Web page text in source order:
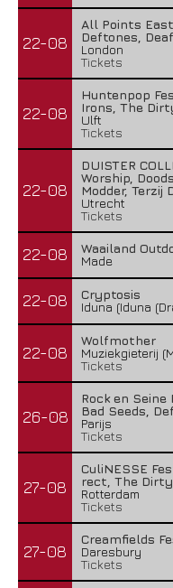
22-08
All Points
Deftones,
London
Tickets
22-08
Huntenpop
Irons, The
Ulft
Tickets
22-08
DUISTER
Worship,
Modder, Terzij
Utrecht
Tickets
22-08
Waailand
Made
22-08
Cryptosis
Iduna (Iduna
22-08
Wolfmother
Muziekgieterij
Tickets
26-08
Rock en
Bad Seeds,
Parijs
Tickets
27-08
CuliNESSE
rect, The Dirty
Rotterdam
Tickets
27-08
Creamfields
Daresbury
Tickets